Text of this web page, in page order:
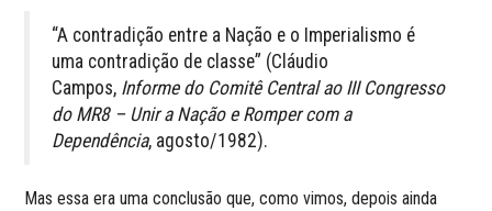
“A contradição entre a Nação e o Imperialismo é
uma contradição de classe” (Cláudio
Campos, Informe do Comitê Central ao III Congresso
do MR8 – Unir a Nação e Romper com a
Dependência, agosto/1982).
Mas essa era uma conclusão que, como vimos, depois ainda